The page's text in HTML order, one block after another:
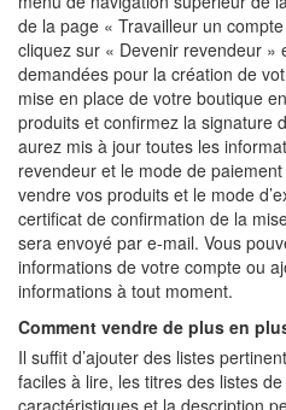
de la page « Travailleur un
cliquez sur « Devenir revendeur »
demandées pour la création de
mise en place de votre boutique
produits et confirmez la signature
aurez mis à jour toutes les
revendeur et le mode de
vendre vos produits et le mode
certificat de confirmation de la
sera envoyé par e-mail. Vous
informations de votre compte ou
informations à tout moment.
Comment vendre de plus en
Il suffit d’ajouter des listes
faciles à lire, les titres des listes
caractéristiques et la description